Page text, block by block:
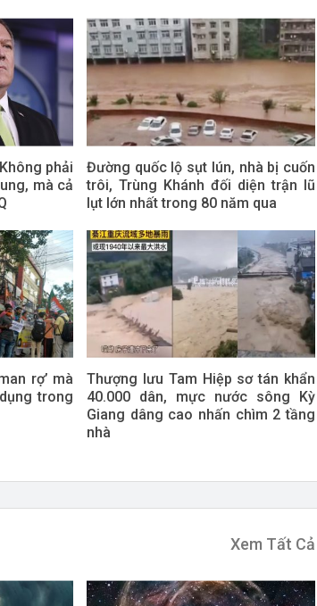
phải
mà cả
Đường quốc lộ sụt lún, nhà bị cuốn
trôi, Trùng Khánh đối diện trận lũ
lụt lớn nhất trong 80 năm qua
rợ’ mà
trong
Thượng lưu Tam Hiệp sơ tán khẩn
40.000 dân, mực nước sông Kỳ
Giang dâng cao nhấn chìm 2 tầng
nhà
Xem Tất Cả